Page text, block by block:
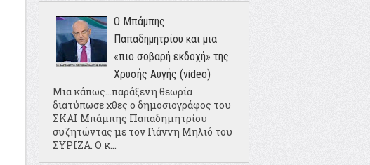
Ο Μπάμπης
Παπαδημητρίου και μια
«πιο σοβαρή εκδοχή» της
Χρυσής Αυγής (video)
Μια κάπως...παράξενη θεωρία
διατύπωσε χθες ο δημοσιογράφος του
ΣΚΑΙ Μπάμπης Παπαδημητρίου
συζητώντας με τον Γιάννη Μηλιό του
ΣΥΡΙΖΑ. Ο κ...